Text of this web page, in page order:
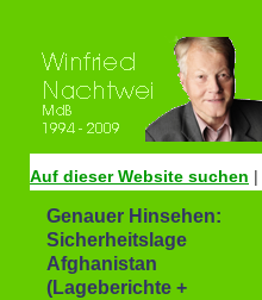
Auf dieser Website suchen |
Genauer Hinsehen:
Sicherheitslage
Afghanistan
(Lageberichte +